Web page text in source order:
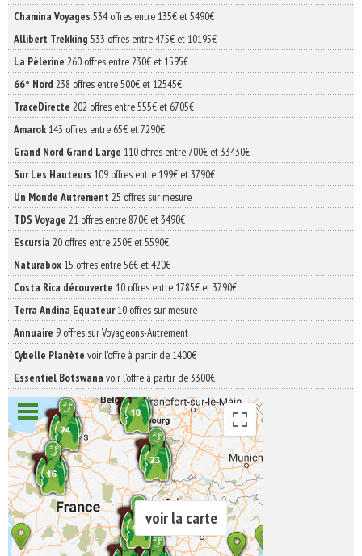
Chamina Voyages 534 offres entre 135€ et 5490€
Allibert Trekking 533 offres entre 475€ et 10195€
La Pèlerine 260 offres entre 230€ et 1595€
66° Nord 238 offres entre 500€ et 12545€
TraceDirecte 202 offres entre 555€ et 6705€
Amarok 143 offres entre 65€ et 7290€
Grand Nord Grand Large 110 offres entre 700€ et 33430€
Sur Les Hauteurs 109 offres entre 199€ et 3790€
Un Monde Autrement 25 offres sur mesure
TDS Voyage 21 offres entre 870€ et 3490€
Escursia 20 offres entre 250€ et 5590€
Naturabox 15 offres entre 56€ et 420€
Costa Rica découverte 10 offres entre 1785€ et 3790€
Terra Andina Equateur10 offres sur mesure
Annuaire 9 offres sur Voyageons-Autrement
Cybelle Planète voir l'offre à partir de 1400€
Essentiel Botswana voir l'offre à partir de 3300€
voir la carte